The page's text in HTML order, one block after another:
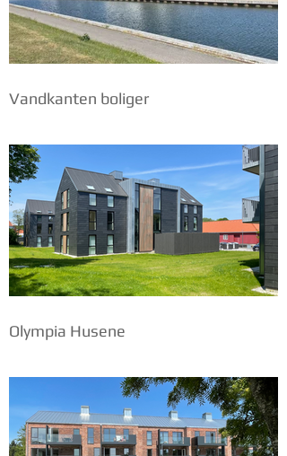
Vandkanten boliger
Olympia Husene